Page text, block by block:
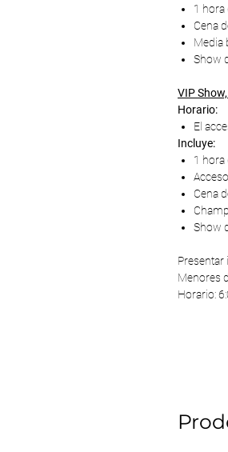
1 hora
Cena
Media
Show
VIP
Horario:
El
Incluye:
1 hora
Cena
Show
Presentar
Menores
Horario: